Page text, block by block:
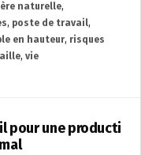
naturelle,
, poste de travail,
en hauteur, risques
, vie
pour une producti